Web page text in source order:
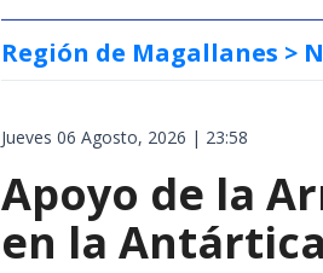
Región de Magallanes >
Jueves 06 Agosto, 2026 | 23:58
Apoyo de la
en la